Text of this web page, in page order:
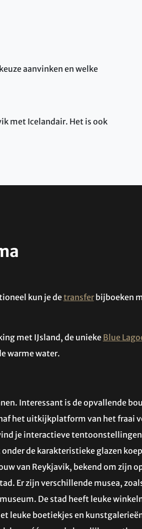
aanvinken en welke
met Icelandair. Het is ook
kun je detransferbijboeken
met IJsland, de uniekeBlue
warme water.
Interessant is de opvallende
het uitkijkplatform van het fraai
je interactieve tentoonstellingen
de karakteristieke glazen
van Reykjavik, bekend om zijn
Er zijn verschillende musea,
De stad heeft leuke
leuke boetiekjes en